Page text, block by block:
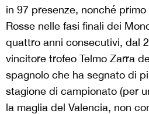
in 97 presenze, nonché
Rosse nelle fasi finali dei
quattro anni consecutivi, dal
vincitore trofeo Telmo Zarra
spagnolo che ha segnato di
stagione di campionato (per
la maglia del Valencia, non